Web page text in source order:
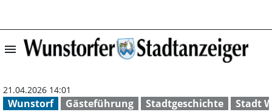
menu Mit Ritter und
Wunstorf Gästeführung Stadtgeschichte Stadt
21.04.2026 14:01